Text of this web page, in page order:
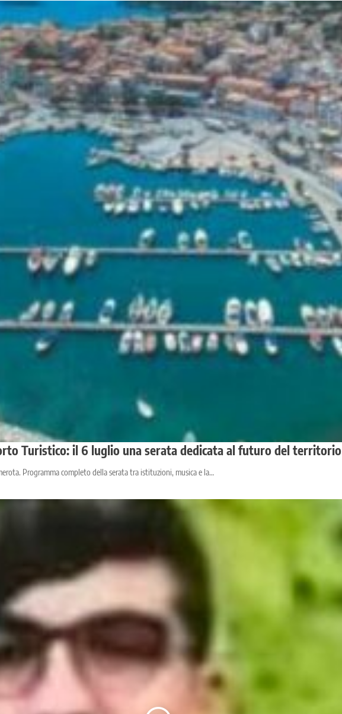
Turistico: il 6 luglio una serata dedicata al futuro del territorio
Programma completo della serata tra istituzioni, musica e la…